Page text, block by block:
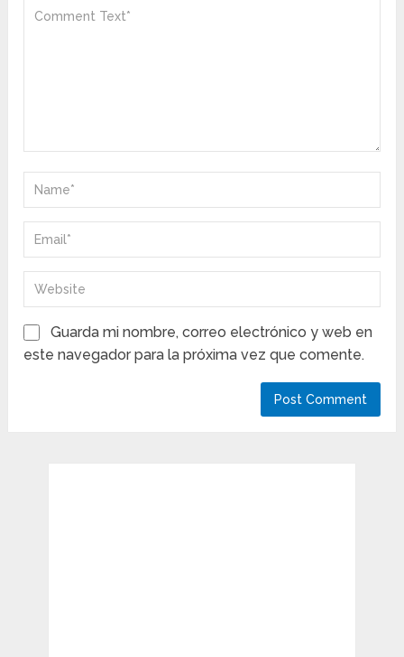
Guarda mi nombre, correo electrónico y web en
este navegador para la próxima vez que comente.